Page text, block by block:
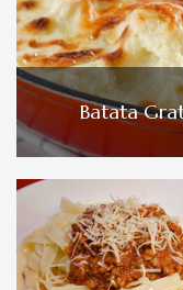
Batata